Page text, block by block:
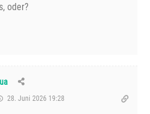
oder?
28. Juni 2026 19:28